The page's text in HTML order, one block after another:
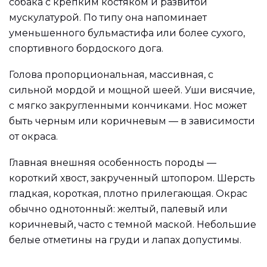
собака с крепким костяком и развитой
мускулатурой. По типу она напоминает
уменьшенного бульмастифа или более сухого,
спортивного бордоского дога.
Голова пропорциональная, массивная, с
сильной мордой и мощной шеей. Уши висячие,
с мягко закругленными кончиками. Нос может
быть черным или коричневым — в зависимости
от окраса.
Главная внешняя особенность породы —
короткий хвост, закрученный штопором. Шерсть
гладкая, короткая, плотно прилегающая. Окрас
обычно однотонный: желтый, палевый или
коричневый, часто с темной маской. Небольшие
белые отметины на груди и лапах допустимы.